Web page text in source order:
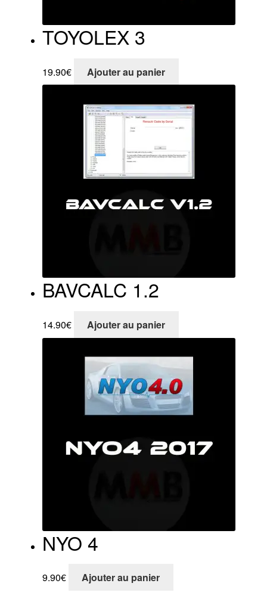
TOYOLEX 3
19.90€ Ajouter au panier
BAVCALC 1.2
14.90€ Ajouter au panier
NYO 4
9.90€ Ajouter au panier